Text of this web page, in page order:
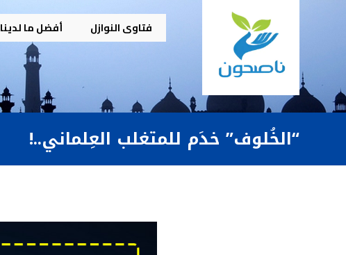
فتاوى النوازل أفضل ما لدينا
“الخُلوف” خدَم للمتغلب العِلماني..!